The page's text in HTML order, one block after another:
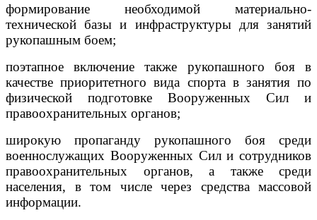
формирование необходимой материально-
технической базы и инфраструктуры для занятий
рукопашным боем;
поэтапное включение также рукопашного боя в
качестве приоритетного вида спорта в занятия по
физической подготовке Вооруженных Сил и
правоохранительных органов;
широкую пропаганду рукопашного боя среди
военнослужащих Вооруженных Сил и сотрудников
правоохранительных органов, а также среди
населения, в том числе через средства массовой
информации.